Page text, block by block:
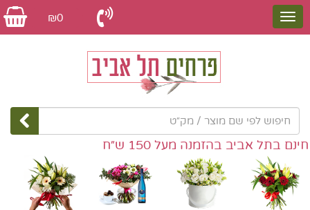
₪0
בתל אביב בהזמנה מעל 150 ש״ח